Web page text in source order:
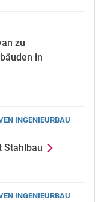
zu
in
INGENIEURBAU
Stahlbau
INGENIEURBAU